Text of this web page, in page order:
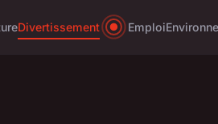
Divertissement Emploi